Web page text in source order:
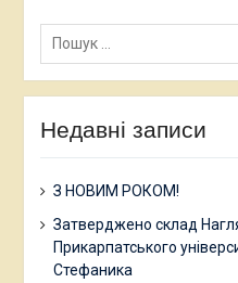
Пошук:
Недавні записи
З НОВИМ РОКОМ!
Затверджено склад
Прикарпатського
Стефаника